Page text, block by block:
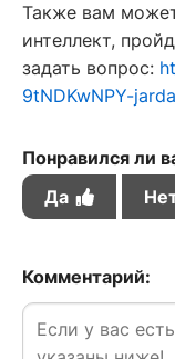
Также вам
интеллект,
задать вопрос:
9tNDKwNPY-
Понравился ли
Да
Комментарий: